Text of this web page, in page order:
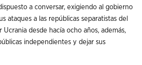
a conversar, exigiendo al gobierno
ataques a las repúblicas separatistas del
Ucrania desde hacía ocho años, además,
independientes y dejar sus